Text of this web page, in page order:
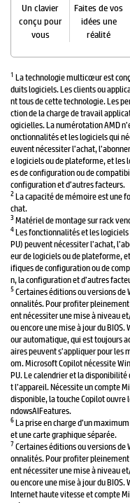
Un clavier
conçu pour
vous
Faites de vos
idées une
réalité
1 La technologie multicœur est
duits logiciels. Les clients ou
nt tous de cette technologie. Les
ction de la charge de travail
ogicielles. La numérotation AMD
onctionnalités et les logiciels qui
euvent nécessiter l’achat,
e logiciels ou de plateforme, et les
es de configuration ou de
configuration et d’autres facteurs.
2La capacité de mémoire est une
chat.
3 Matériel de montage sur rack
4Les fonctionnalités et les
PU) peuvent nécessiter l’achat,
eur de logiciels ou de plateforme,
ifiques de configuration ou de
n, la configuration et d’autres
5Certaines éditions ou versions de
onnalités. Pour profiter
ent nécessiter une mise à niveau
ou encore une mise à jour du
our automatique, qui est toujours
aires peuvent s’appliquer pour les
om. Microsoft Copilot nécessite
PU. Le calendrier et la
t l’appareil. Nécessite un compte
disponible, la touche Copilot
ndowsAIFeatures.
6La prise en charge d’un
et une carte graphique séparée.
7Certaines éditions ou versions de
onnalités. Pour profiter
ent nécessiter une mise à niveau
ou encore une mise à jour du
Internet haute vitesse et compte